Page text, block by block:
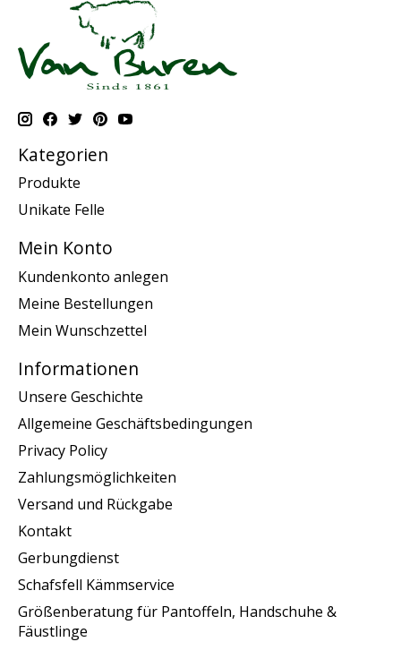
Kategorien
Produkte
Unikate Felle
Mein Konto
Kundenkonto anlegen
Meine Bestellungen
Mein Wunschzettel
Informationen
Unsere Geschichte
Allgemeine Geschäftsbedingungen
Privacy Policy
Zahlungsmöglichkeiten
Versand und Rückgabe
Kontakt
Gerbungdienst
Schafsfell Kämmservice
Größenberatung für Pantoffeln, Handschuhe &
Fäustlinge